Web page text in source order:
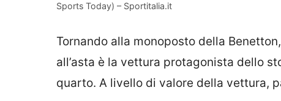
Sports Today) – Sportitalia.it
Tornando alla monoposto della
all’asta è la vettura protagonista dello
quarto. A livello di valore della vettura,